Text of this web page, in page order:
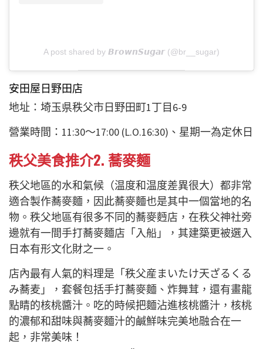
A post shared by 𝘽𝙧𝙤𝙬𝙣𝙎𝙪𝙜𝙖𝙧 (@br__sugar)
安田屋日野田店
地址：埼玉県秩父市日野田町1丁目6-9
營業時間：11:30～17:00 (L.O.16:30)、星期一為定休日
秩父美食推介2.蕎麥麵
秩父地區的水和氣候（温度和温度差異很大）都非常
適合製作蕎麥麵，因此蕎麥麵也是其中一個當地的名
物。秩父地區有很多不同的蕎麥麪店，在秩父神社旁
邊就有一間手打蕎麥麵店「入船」，其建築更被選入
日本有形文化財之一。
店內最有人氣的料理是「秩父産まいたけ天ざるくる
み蕎麦」，套餐包括手打蕎麥麵、炸舞茸，還有畫龍
點睛的核桃醬汁。吃的時候把麵沾進核桃醬汁，核桃
的濃郁和甜味與蕎麥麵汁的鹹鮮味完美地融合在一
起，非常美味！